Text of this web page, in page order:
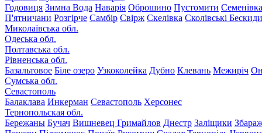
Годовиця Зимна Вода Наварія Оброшино Пустомити Семенівка
П'ятничани Розгірче Самбір Свірж Скелівка Сколівські Бескиди
Миколаївська обл.
Одеська обл.
Полтавська обл.
Рівненська обл.
Базальтовое Біле озеро Узкоколейка Дубно Клевань Межиріч
Сумська обл.
Севастополь
Балаклава Инкерман Севастополь Херсонес
Тернопольская обл.
Бережаны Бучач Вишневец Гримайлов Днестр Заліщики